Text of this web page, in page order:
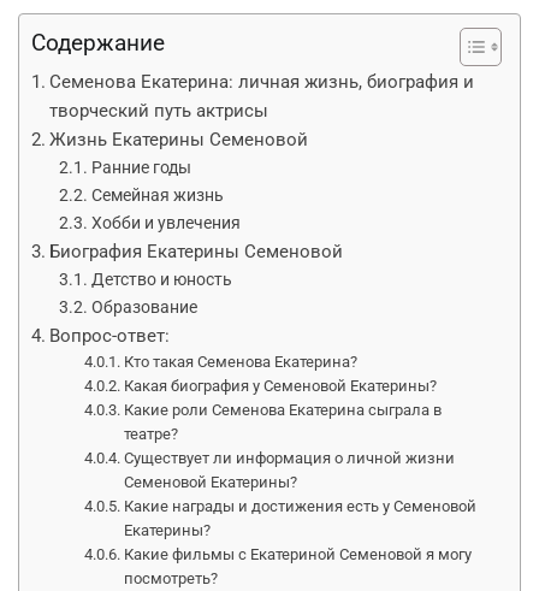
Содержание
Семенова Екатерина: личная жизнь, биография и
творческий путь актрисы
Жизнь Екатерины Семеновой
Ранние годы
Семейная жизнь
Хобби и увлечения
Биография Екатерины Семеновой
Детство и юность
Образование
Вопрос-ответ:
Кто такая Семенова Екатерина?
Какая биография у Семеновой Екатерины?
Какие роли Семенова Екатерина сыграла в
театре?
Существует ли информация о личной жизни
Семеновой Екатерины?
Какие награды и достижения есть у Семеновой
Екатерины?
Какие фильмы с Екатериной Семеновой я могу
посмотреть?